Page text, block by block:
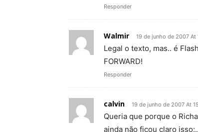
Responder
Walmir 19 de junho de 2007 At
Legal o texto, mas.. é
FORWARD!
Responder
calvin 19 de junho de 2007 At
Queria que porque o
ainda não ficou claro